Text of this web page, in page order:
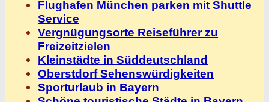
Flughafen München parken mit Shuttle
Service
Vergnügungsorte Reiseführer zu
Freizeitzielen
Kleinstädte in Süddeutschland
Oberstdorf Sehenswürdigkeiten
Sporturlaub in Bayern